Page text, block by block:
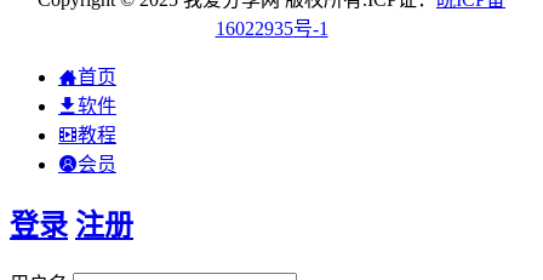
16022935号-1
首页
软件
教程
会员
登录 注册